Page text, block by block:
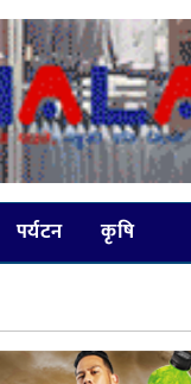
पर्यटन कृषि